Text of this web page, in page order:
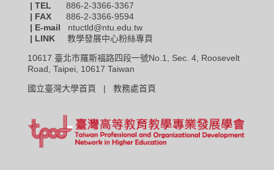
| TEL 886-2-3366-3367
| FAX
886-2-3366-9594
| E-mail ntuctld@ntu.edu.tw
| LINK 教學發展中心粉絲專頁
10617 臺北市羅斯福路四段一號No.1, Sec. 4, Roosevelt
Road, Taipei, 10617 Taiwan
國立臺灣大學首頁 | 教務處首頁